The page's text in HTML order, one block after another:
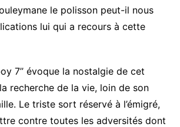
le polisson peut-il nous
lui qui a recours à cette
7’’ évoque la nostalgie de cet
recherche de la vie, loin de son
Le triste sort réservé à l’émigré,
contre toutes les adversités dont